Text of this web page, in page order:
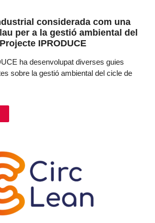
considerada com una
per a la gestió ambiental del
IPRODUCE
ha desenvolupat diverses guies
sobre la gestió ambiental del cicle de